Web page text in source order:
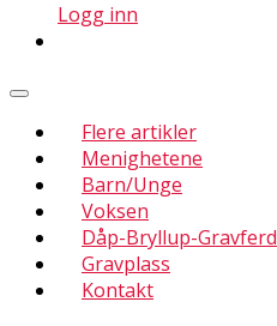
Logg inn
Flere artikler
Menighetene
Barn/Unge
Voksen
Dåp-Bryllup-Gravferd
Gravplass
Kontakt